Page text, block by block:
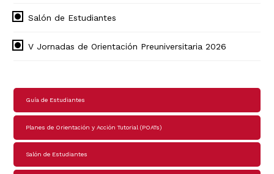
Salón de Estudiantes
V Jornadas de Orientación Preuniversitaria 2026
Navegación
principal
Guía de Estudiantes
Planes de Orientación y Acción Tutorial (POATs)
Salón de Estudiantes